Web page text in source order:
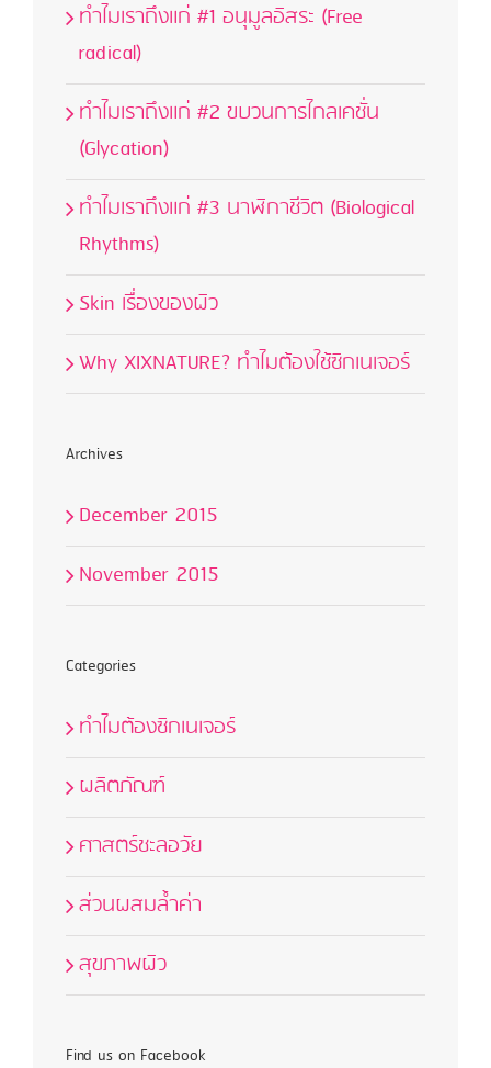
ทำไมเราถึงแก่ #1 อนุมูลอิสระ (Free
radical)
ทำไมเราถึงแก่ #2 ขบวนการไกลเคชั่น
(Glycation)
ทำไมเราถึงแก่ #3 นาฬิกาชีวิต (Biological
Rhythms)
Skin เรื่องของผิว
Why XIXNATURE? ทำไมต้องใช้ซิกเนเจอร์
Archives
December 2015
November 2015
Categories
ทำไมต้องซิกเนเจอร์
ผลิตภัณฑ์
ศาสตร์ชะลอวัย
ส่วนผสมล้ำค่า
สุขภาพผิว
Find us on Facebook